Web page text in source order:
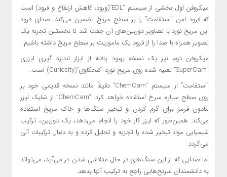
میکروفن اول بخشی از سیستم “EDL”(ورود، کاهش ارتفاع و فرود) است
که فرود امن “استقامت” را بر سطح مریخ تضمین می‌کند. صدای فرود
این مریخ نورد با تصاویر دوربین‌های آن جفت شد تا نخستین تجربه یک
تصویر همراه با صدا را از فرود یک ماموریت بر سطح مریخ داشته باشیم.
میکروفن دوم نیز یک نسخه بهبود یافته از ابزار اندازه گیری لیزری
“SuperCam” تعبیه شده روی مریخ نورد “کنجکاوی”(Curiosity) است.
“استقامت” از سیستم “ChemCam” دقیقاً مانند نسخه قدیمی خود بر
روی سطح سیاره سرخ استفاده خواهد کرد. “ChemCam” از شلیک لیزر
مادون قرمز برای گرم کردن و تبخیر سنگ‌ها و خاک مریخ استفاده
می‌کند. همین‌طور که لیزر کار خود را انجام می‌دهد، یک دوربین، ترکیب
شیمیایی مواد تبخیر شده را تجزیه و تحلیل کرده و به دنبال ترکیبات آلی
می‌گردد.
اما صدایی که از این سنگ‌های در حال متلاشی شدن در می‌آید، می‌تواند
به دانشمندان سرنخ‌هایی راجع به ترکیب آنها بدهد.